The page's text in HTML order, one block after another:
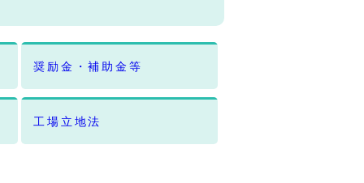
奨励金・補助金等
工場立地法